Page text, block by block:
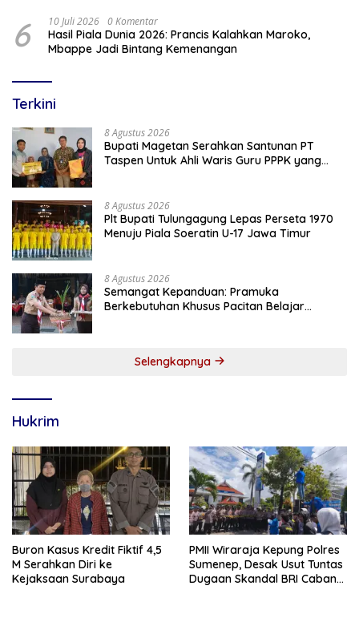
6 10 Juli 2026 0 Komentar
Hasil Piala Dunia 2026: Prancis Kalahkan Maroko,
Mbappe Jadi Bintang Kemenangan
Terkini
8 Agustus 2026
Bupati Magetan Serahkan Santunan PT
Taspen Untuk Ahli Waris Guru PPPK yang
8 Agustus 2026
Plt Bupati Tulungagung Lepas Perseta 1970
Menuju Piala Soeratin U-17 Jawa Timur
8 Agustus 2026
Semangat Kepanduan: Pramuka
Berkebutuhan Khusus Pacitan Belajar
Selengkapnya
Hukrim
Buron Kasus Kredit Fiktif 4,5
M Serahkan Diri ke
Kejaksaan Surabaya
PMII Wiraraja Kepung Polres
Sumenep, Desak Usut Tuntas
Dugaan Skandal BRI Cabang